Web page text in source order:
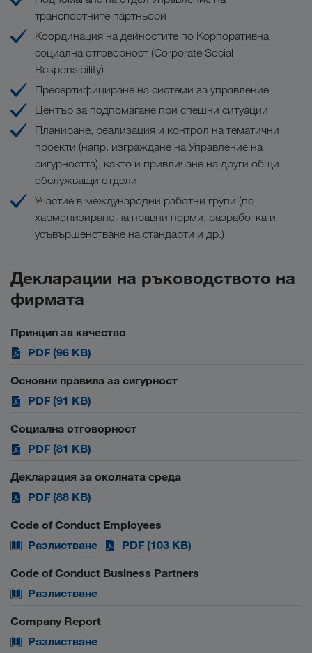
транспортните партньори
Координация на дейностите по Корпоративна
социална отговорност (Corporate Social
Responsibility)
Пресертифициране на системи за управление
Център за подпомагане при спешни ситуации
Планиране, реализация и контрол на тематични
проекти (напр. изграждане на Управление на
сигурността), както и привличане на други общи
обслужващи отдели
Участие в международни работни групи (по
хармонизиране на правни норми, разработка и
усъвършенстване на стандарти и др.)
Декларации на ръководството на
фирмата
Принцип за качество
PDF (96 KB)
Основни правила за сигурност
PDF (91 KB)
Социална отговорност
PDF (81 KB)
Декларация за околната среда
PDF (88 KB)
Code of Conduct Employees
Разлистване
PDF (103 KB)
Code of Conduct Business Partners
Разлистване
Company Report
Разлистване